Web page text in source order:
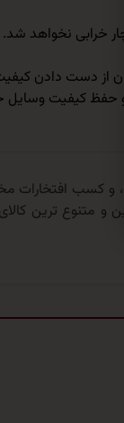
خرابی نخواهد شد.
از دست دادن
خواب، و کسب
و متنوع ترین